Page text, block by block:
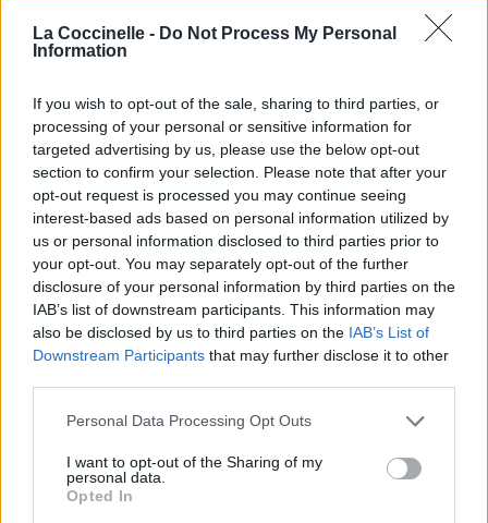
La Coccinelle - Do Not Process My Personal
Information
If you wish to opt-out of the sale, sharing to third parties, or
processing of your personal or sensitive information for
targeted advertising by us, please use the below opt-out
section to confirm your selection. Please note that after your
opt-out request is processed you may continue seeing
interest-based ads based on personal information utilized by
us or personal information disclosed to third parties prior to
your opt-out. You may separately opt-out of the further
disclosure of your personal information by third parties on the
IAB’s list of downstream participants. This information may
also be disclosed by us to third parties on the IAB’s List of
Downstream Participants that may further disclose it to other
Personal Data Processing Opt Outs
I want to opt-out of the Sharing of my
personal data.
Opted In
Publié parZetpis 18988 4 4 6 le 18 juin 2019 à 7h11.
Chanteurs : Momoland
Albums : Great!
Paroles + Traduction Téléchargement
Vidéos
Commentaires